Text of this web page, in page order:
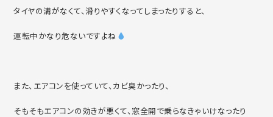
タイヤの溝がなくて、滑りやすくなってしまったりすると、
運転中かなり危ないですよね
また、エアコンを使っていて、カビ臭かったり、
そもそもエアコンの効きが悪くて、窓全開で乗らなきゃいけなったり